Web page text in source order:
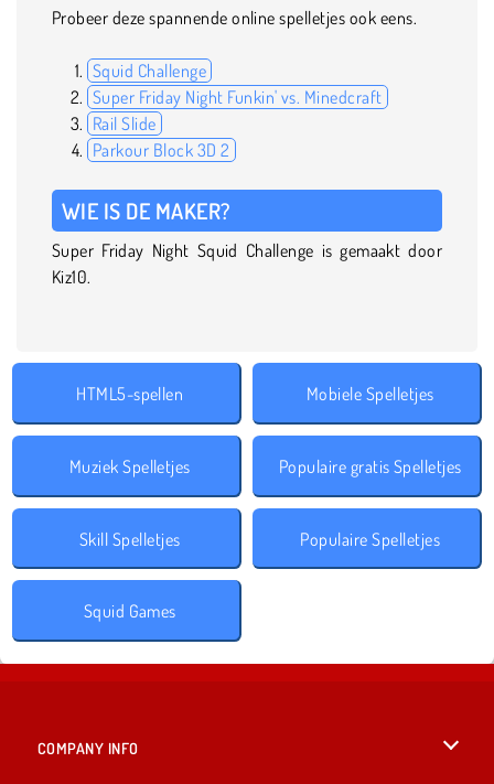
Probeer deze spannende online spelletjes ook eens.
Squid Challenge
Super Friday Night Funkin' vs. Minedcraft
Rail Slide
Parkour Block 3D 2
WIE IS DE MAKER?
Super Friday Night Squid Challenge is gemaakt door
Kiz10.
HTML5-spellen Mobiele Spelletjes
Muziek Spelletjes Populaire gratis Spelletjes
Skill Spelletjes Populaire Spelletjes
Squid Games
COMPANY INFO